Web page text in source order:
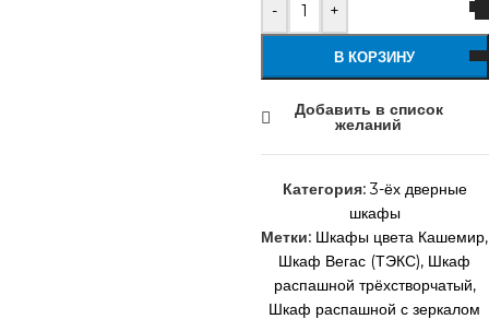
- +
В КОРЗИНУ
Добавить в список
желаний
Категория: 3-ёх дверные
шкафы
Метки: Шкафы цвета Кашемир,
Шкаф Вегас (ТЭКС), Шкаф
распашной трёхстворчатый,
Шкаф распашной с зеркалом